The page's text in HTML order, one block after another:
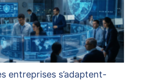
entreprises s’adaptent-